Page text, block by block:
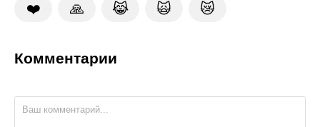
❤️ 🙏 😹 🙀 😿
Комментарии